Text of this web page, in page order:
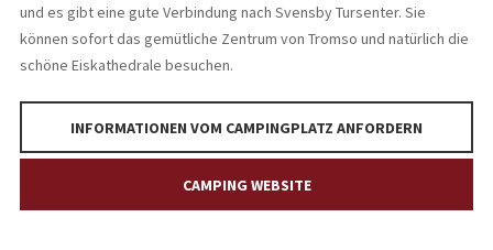
und es gibt eine gute Verbindung nach Svensby Tursenter. Sie
können sofort das gemütliche Zentrum von Tromso und natürlich die
schöne Eiskathedrale besuchen.
INFORMATIONEN VOM CAMPINGPLATZ ANFORDERN
CAMPING WEBSITE